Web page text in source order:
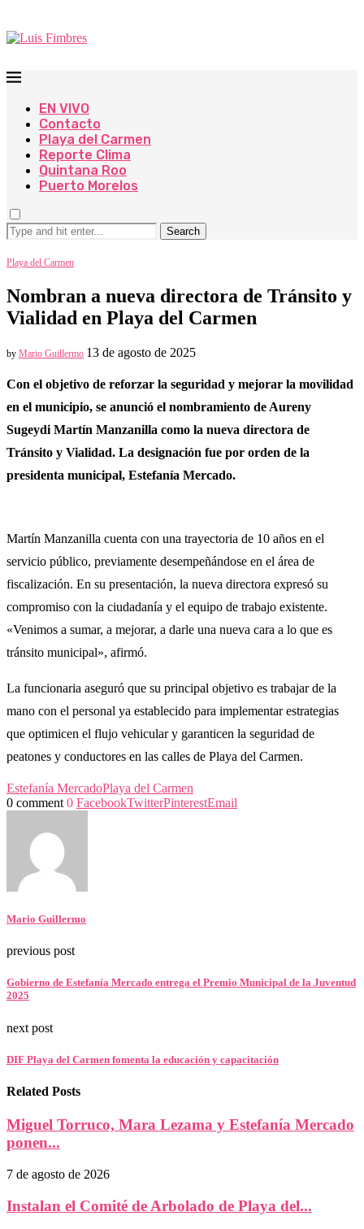
EN VIVO
Contacto
Playa del Carmen
Reporte Clima
Quintana Roo
Puerto Morelos
Search
Playa del Carmen
Nombran a nueva directora de Tránsito y
Vialidad en Playa del Carmen
by Mario Guillermo 13 de agosto de 2025
Con el objetivo de reforzar la seguridad y mejorar la movilidad
en el municipio, se anunció el nombramiento de Aureny
Sugeydi Martín Manzanilla como la nueva directora de
Tránsito y Vialidad. La designación fue por orden de la
presidenta municipal, Estefanía Mercado.
Martín Manzanilla cuenta con una trayectoria de 10 años en el
servicio público, previamente desempeñándose en el área de
fiscalización. En su presentación, la nueva directora expresó su
compromiso con la ciudadanía y el equipo de trabajo existente.
«Venimos a sumar, a mejorar, a darle una nueva cara a lo que es
tránsito municipal», afirmó.
La funcionaria aseguró que su principal objetivo es trabajar de la
mano con el personal ya establecido para implementar estrategias
que optimicen el flujo vehicular y garanticen la seguridad de
peatones y conductores en las calles de Playa del Carmen.
Estefanía MercadoPlaya del Carmen
0 comment 0 FacebookTwitterPinterestEmail
Mario Guillermo
previous post
Gobierno de Estefanía Mercado entrega el Premio Municipal de la Juventud
2025
next post
DIF Playa del Carmen fomenta la educación y capacitación
Related Posts
Miguel Torruco, Mara Lezama y Estefanía Mercado
ponen...
7 de agosto de 2026
Instalan el Comité de Arbolado de Playa del...